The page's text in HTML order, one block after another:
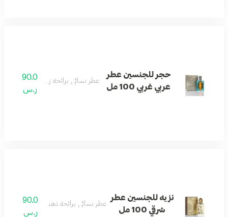
حجر للجنسين عطر
عربي غربي 100 مل
عطر نسائي برائحة زهرية غربية أنيقة.
90.0
ر.س
نزيه للجنسين عطر
شرقي 100 مل
عطر نسائي برائحة ذهبية غنية وفاخرة.
90.0
ر.س